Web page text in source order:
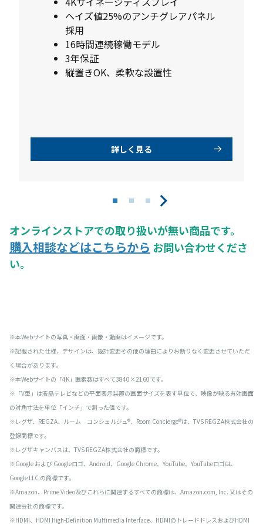
ヘイズ値25%のアンチグレアパネル
採用
16時間連続稼働モデル
3年保証
縦置きOK、柔軟な設置性
詳しく見る
オンラインストアでの取り扱いが無い商品です。
購入相談などはこちらから お問い合わせくださ
い。
※本Webサイトの写真・画面・画像・動画はイメージです。
※記載された仕様、デザインは、設計変更その他の理由によりお断りなく変更させていただ
く場合があります。
※本Webサイトの「4K」画素数はすべて3840×2160です。
※「V型」は液晶テレビなどの平面表示装置の画面サイズを表す単位で、映像が映る有効画面
の対角寸法を単位「インチ」で測った値です。
※レグザ、REGZA、ルーム コンシェルジュ®、Room Concierge®は、TVS REGZA株式会社の
登録商標です。
※レグザキャンバスは、TVS REGZA株式会社の商標です。
※Google および Googleロゴ、Android、Google Chrome、YouTube、YouTubeロゴは、
Google LLC の商標です。
※Amazon、Prime Video及びこれらに関連するすべての商標は、Amazon.com, Inc. 又はその
関連会社の商標です。
※HDMI、HDMI High-Definition Multimedia Interface、HDMIのトレードドレスおよびHDMI